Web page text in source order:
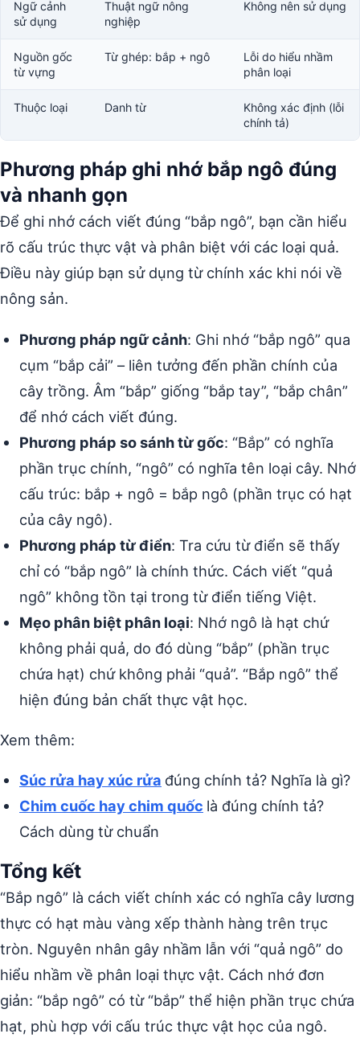
Ngữ cảnh
sử dụng
Thuật ngữ nông
nghiệp
Không nên sử dụng
Nguồn gốc
từ vựng
Từ ghép: bắp + ngô
Lỗi do hiểu nhầm
phân loại
Thuộc loại Danh từ
Không xác định (lỗi
chính tả)
Phương pháp ghi nhớ bắp ngô đúng
và nhanh gọn
Để ghi nhớ cách viết đúng “bắp ngô”, bạn cần hiểu
rõ cấu trúc thực vật và phân biệt với các loại quả.
Điều này giúp bạn sử dụng từ chính xác khi nói về
nông sản.
Phương pháp ngữ cảnh: Ghi nhớ “bắp ngô” qua
cụm “bắp cải” – liên tưởng đến phần chính của
cây trồng. Âm “bắp” giống “bắp tay”, “bắp chân”
để nhớ cách viết đúng.
Phương pháp so sánh từ gốc: “Bắp” có nghĩa
phần trục chính, “ngô” có nghĩa tên loại cây. Nhớ
cấu trúc: bắp + ngô = bắp ngô (phần trục có hạt
của cây ngô).
Phương pháp từ điển: Tra cứu từ điển sẽ thấy
chỉ có “bắp ngô” là chính thức. Cách viết “quả
ngô” không tồn tại trong từ điển tiếng Việt.
Mẹo phân biệt phân loại: Nhớ ngô là hạt chứ
không phải quả, do đó dùng “bắp” (phần trục
chứa hạt) chứ không phải “quả”. “Bắp ngô” thể
hiện đúng bản chất thực vật học.
Xem thêm:
Súc rửa hay xúc rửa đúng chính tả? Nghĩa là gì?
Chim cuốc hay chim quốc là đúng chính tả?
Cách dùng từ chuẩn
Tổng kết
“Bắp ngô” là cách viết chính xác có nghĩa cây lương
thực có hạt màu vàng xếp thành hàng trên trục
tròn. Nguyên nhân gây nhầm lẫn với “quả ngô” do
hiểu nhầm về phân loại thực vật. Cách nhớ đơn
giản: “bắp ngô” có từ “bắp” thể hiện phần trục chứa
hạt, phù hợp với cấu trúc thực vật học của ngô.